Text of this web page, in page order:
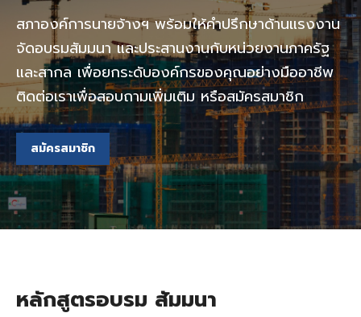
สภาองค์การนายจ้างฯ พร้อมให้คำปรึกษาด้านแรงงาน
จัดอบรมสัมมนา และประสานงานกับหน่วยงานภาครัฐ
และสากล เพื่อยกระดับองค์กรของคุณอย่างมืออาชีพ
ติดต่อเราเพื่อสอบถามเพิ่มเติม หรือสมัครสมาชิก
สมัครสมาชิก
หลักสูตรอบรม สัมมนา